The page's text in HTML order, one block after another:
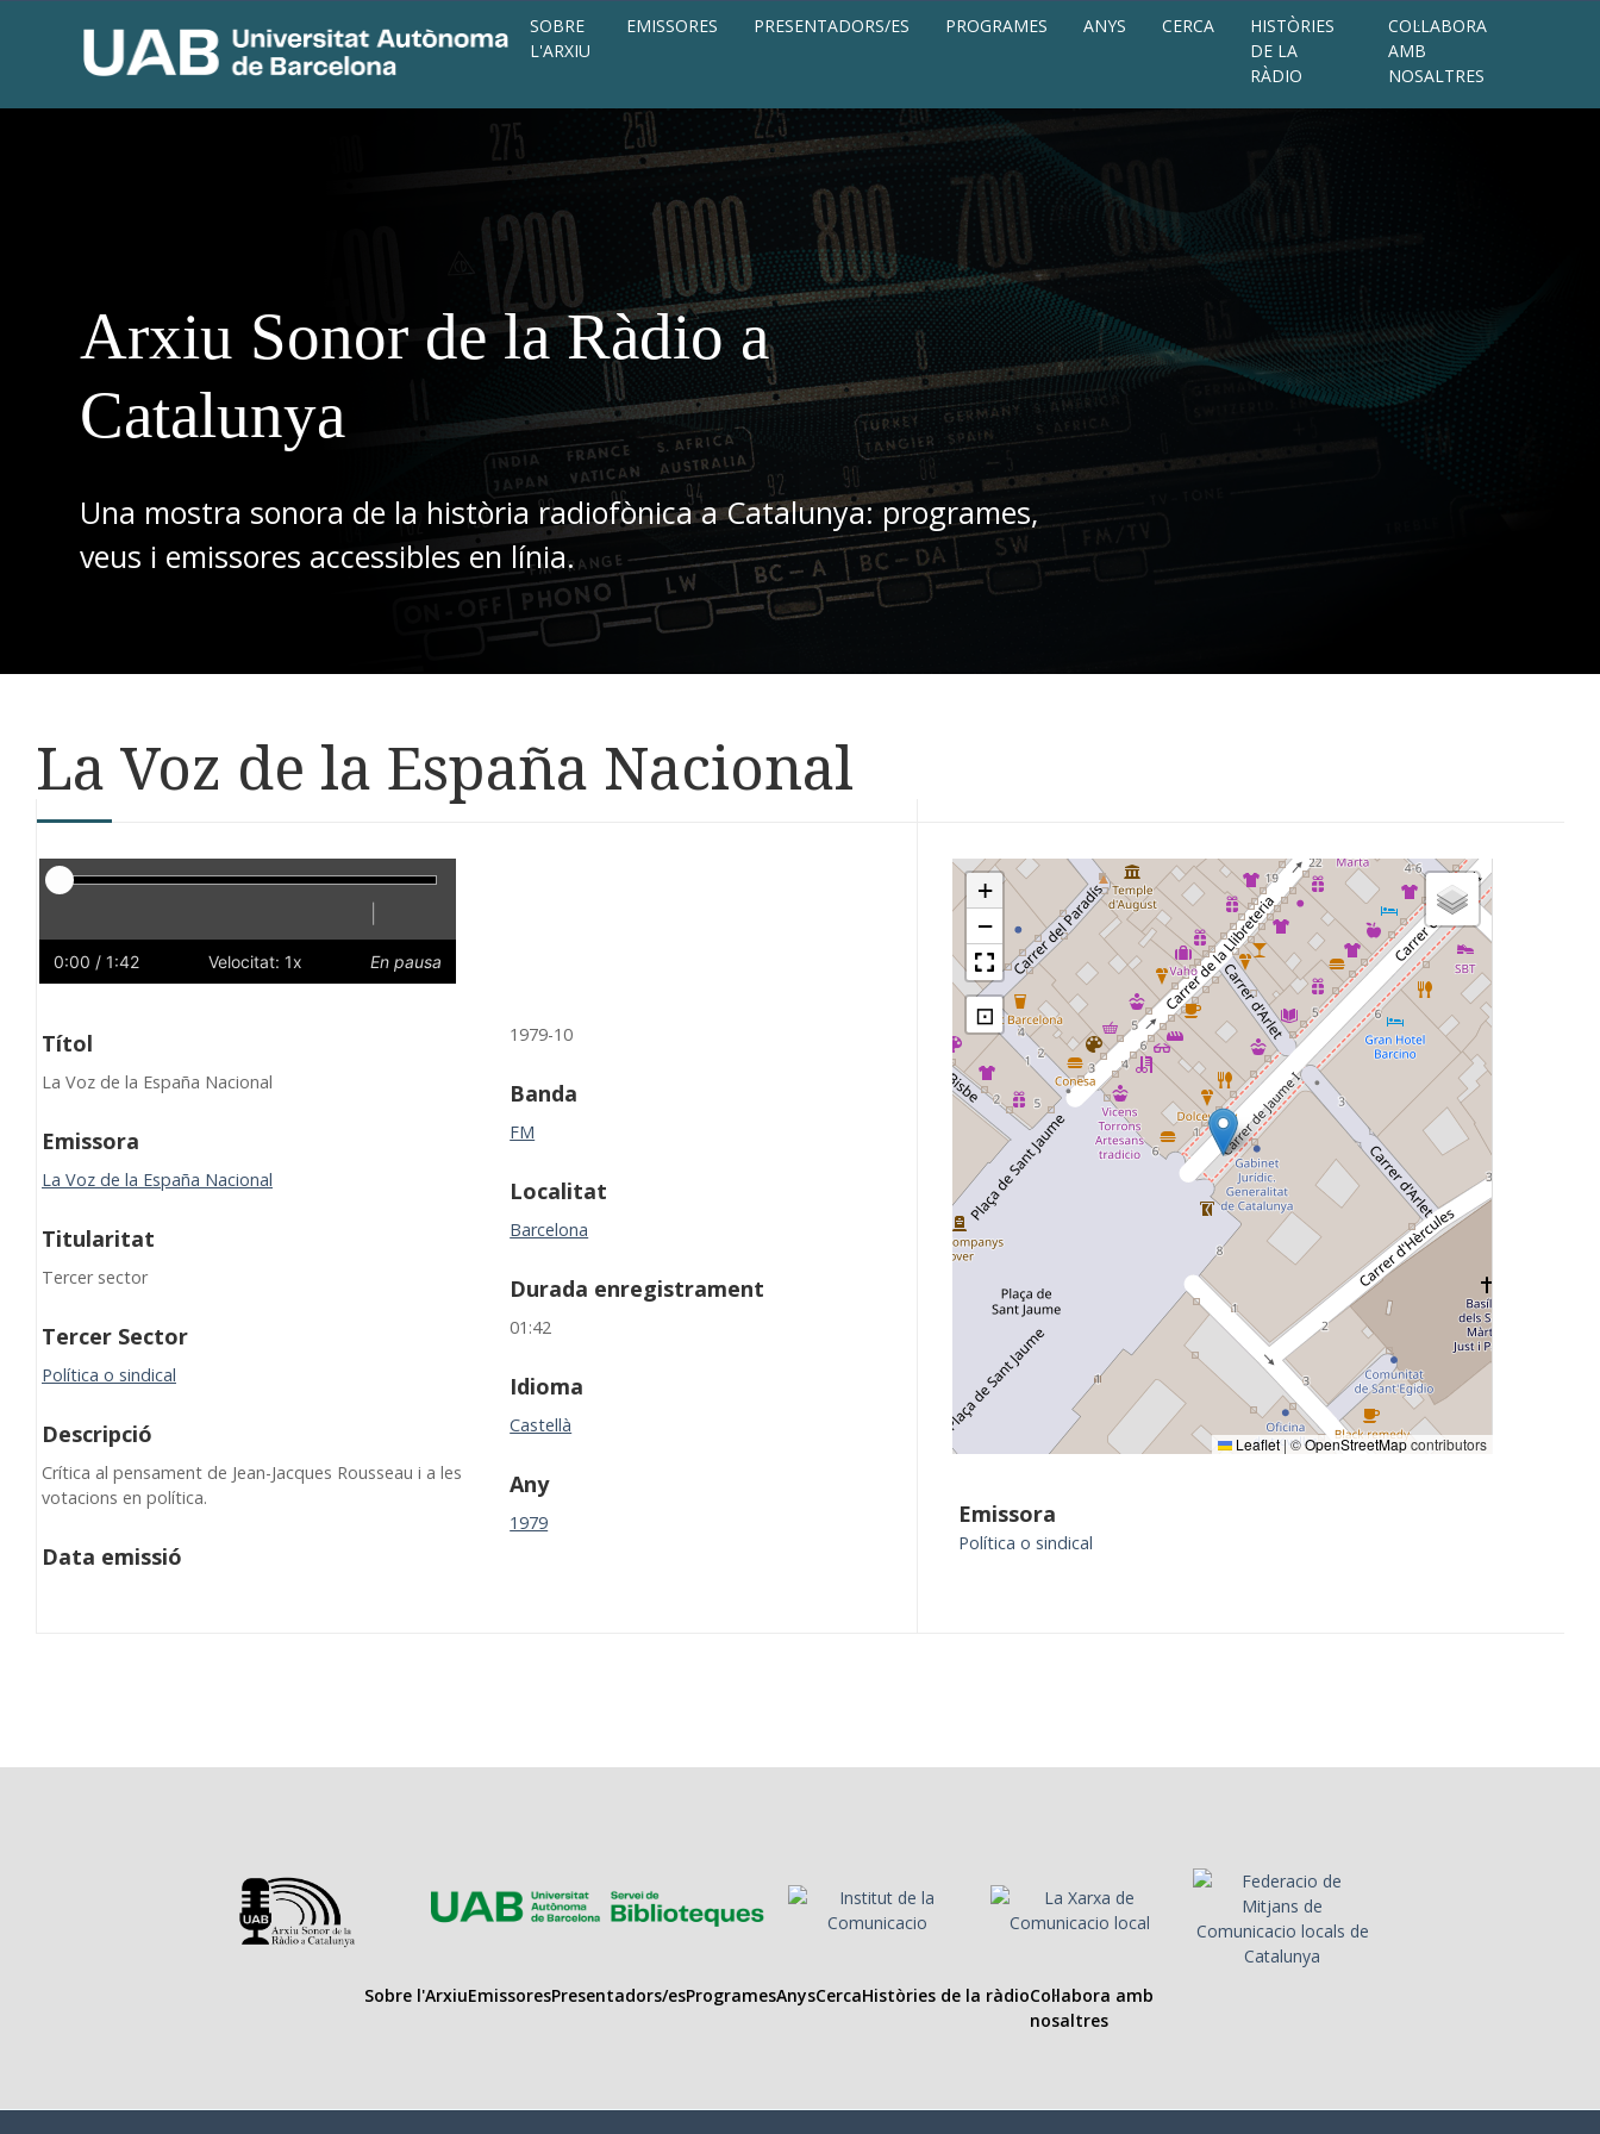
SOBRE
L'ARXIU
EMISSORES PRESENTADORS/ES PROGRAMES ANYS CERCA
HISTÒRIES
DE LA
RÀDIO
COL·LABORA
AMB
NOSALTRES
Arxiu Sonor de la Ràdio a
Catalunya
Una mostra sonora de la història radiofònica a Catalunya: programes,
veus i emissores accessibles en línia.
La Voz de la España Nacional
Reproductor
Lent
0:00 / 1:42 Velocitat: 1x En pausa
Títol
La Voz de la España Nacional
Emissora
La Voz de la España Nacional
Titularitat
Tercer sector
Tercer Sector
Política o sindical
Descripció
Crítica al pensament de Jean-Jacques Rousseau i a les
votacions en política.
Data emissió
1979-10
Banda
FM
Localitat
Barcelona
Durada enregistrament
01:42
Idioma
Castellà
Any
1979
+
−
⊡
Leaflet|©OpenStreetMapcontributors
Emissora
Política o sindical
Sobre l'ArxiuEmissoresPresentadors/esProgramesAnysCercaHistòries de la ràdioCol·labora amb
nosaltres